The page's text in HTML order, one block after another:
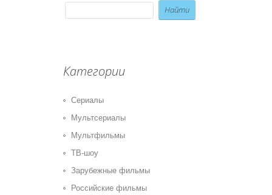
Категории
Сериалы
Мультсериалы
Мультфильмы
ТВ-шоу
Зарубежные фильмы
Российские фильмы